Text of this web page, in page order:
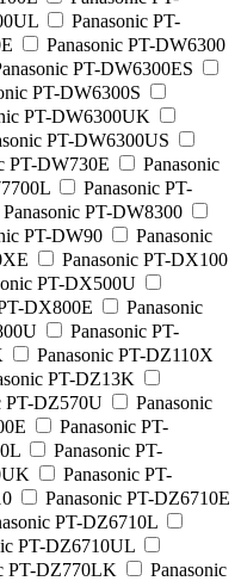
Panasonic PT-
Panasonic PT-DW6300
PT-DW6300ES
PT-DW6300S
PT-DW6300UK
PT-DW6300US
PT-DW730E
Panasonic
Panasonic PT-
Panasonic PT-DW8300
PT-DW90
Panasonic
Panasonic PT-DX100
PT-DX500U
DX800E
Panasonic
Panasonic PT-
Panasonic PT-DZ110X
PT-DZ13K
PT-DZ570U
Panasonic
Panasonic PT-
Panasonic PT-
Panasonic PT-
Panasonic PT-DZ6710E
PT-DZ6710L
PT-DZ6710UL
PT-DZ770LK
Panasonic